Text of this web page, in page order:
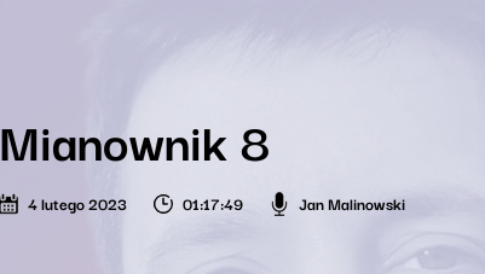
Mianownik 8
4 lutego 2023 01:17:49 Jan Malinowski